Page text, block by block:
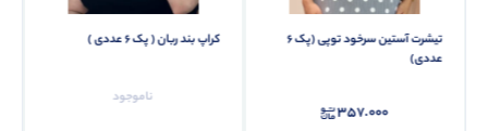
تیشرت آستین سرخود توپی (پک 6
عددی)
357.000
کراپ بند ربان ( پک 6 عددی )
ناموجود